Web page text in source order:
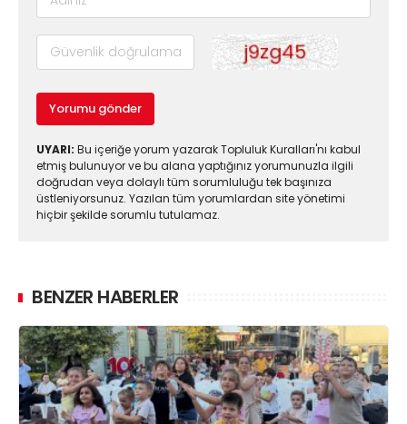
Yorumu gönder
UYARI: Bu içeriğe yorum yazarak Topluluk Kuralları'nı kabul
etmiş bulunuyor ve bu alana yaptığınız yorumunuzla ilgili
doğrudan veya dolaylı tüm sorumluluğu tek başınıza
üstleniyorsunuz. Yazılan tüm yorumlardan site yönetimi
hiçbir şekilde sorumlu tutulamaz.
BENZER HABERLER